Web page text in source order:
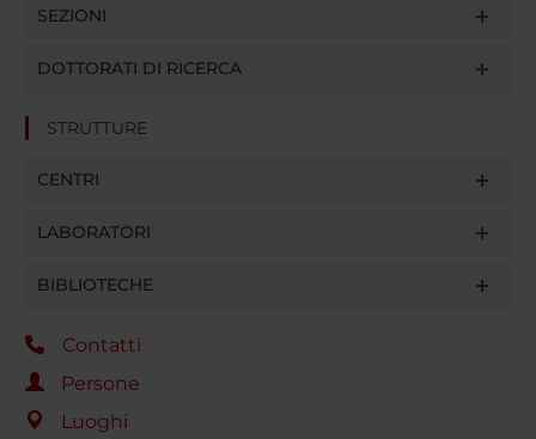
SEZIONI
DOTTORATI DI RICERCA
STRUTTURE
CENTRI
LABORATORI
BIBLIOTECHE
Contatti
Persone
Luoghi